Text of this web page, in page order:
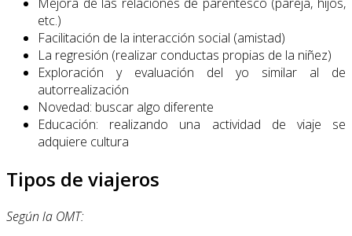
etc.)
Facilitación de la interacción social (amistad)
La regresión (realizar conductas propias de la niñez)
Exploración y evaluación del yo similar al de
autorrealización
Novedad: buscar algo diferente
Educación: realizando una actividad de viaje se
adquiere cultura
Tipos de viajeros
Según la OMT: